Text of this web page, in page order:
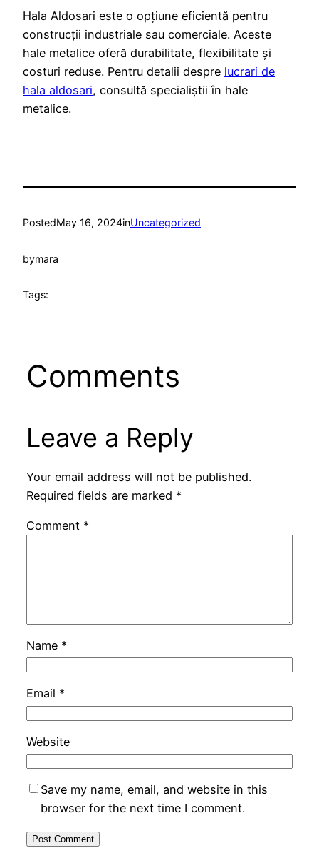
Hala Aldosari este o opțiune eficientă pentru
construcții industriale sau comerciale. Aceste
hale metalice oferă durabilitate, flexibilitate și
costuri reduse. Pentru detalii despre lucrari de
hala aldosari, consultă specialiștii în hale
metalice.
PostedMay 16, 2024inUncategorized
bymara
Tags:
Comments
Leave a Reply
Your email address will not be published.
Required fields are marked *
Comment *
Name *
Email *
Website
Save my name, email, and website in this
browser for the next time I comment.